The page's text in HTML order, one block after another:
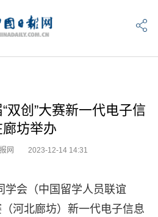
双创”大赛新一代电子信
坊举办
网 2023-12-14 14:31
学会（中国留学人员联谊
（河北廊坊）新一代电子信息